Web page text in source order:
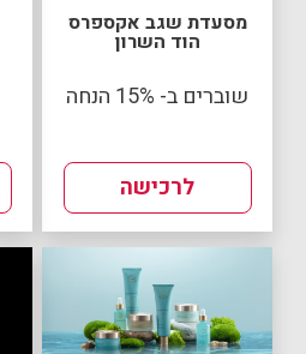
מסעדת שגב אקספרס
הוד השרון
שוברים ב- 15% הנחה
לרכישה